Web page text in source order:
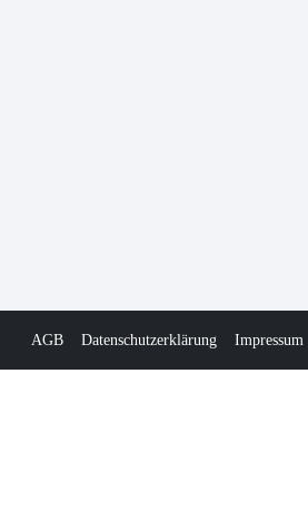
AGB Datenschutzerklärung Impressum